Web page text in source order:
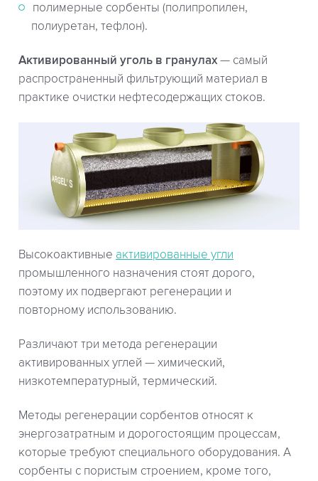
полимерные сорбенты (полипропилен,
полиуретан, тефлон).
Активированный уголь в гранулах — самый
распространенный фильтрующий материал в
практике очистки нефтесодержащих стоков.
Высокоактивные активированные угли
промышленного назначения стоят дорого,
поэтому их подвергают регенерации и
повторному использованию.
Различают три метода регенерации
активированных углей — химический,
низкотемпературный, термический.
Методы регенерации сорбентов относят к
энергозатратным и дорогостоящим процессам,
которые требуют специального оборудования. А
сорбенты с пористым строением, кроме того,